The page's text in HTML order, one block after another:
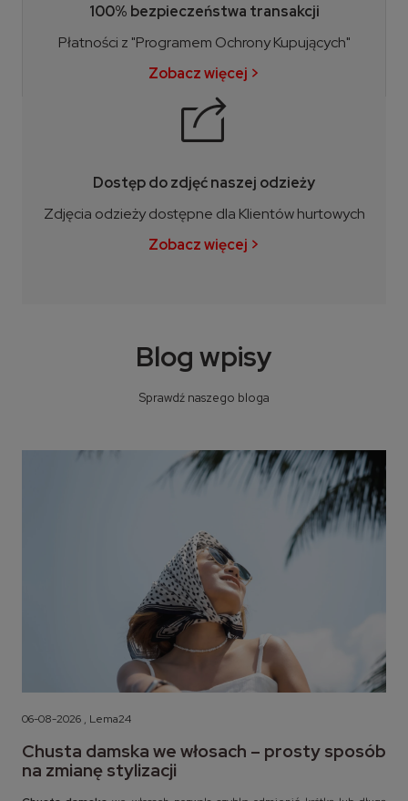
100% bezpieczeństwa transakcji
Płatności z "Programem Ochrony Kupujących"
Zobacz więcej >
Dostęp do zdjęć naszej odzieży
Zdjęcia odzieży dostępne dla Klientów hurtowych
Zobacz więcej >
Blog wpisy
Sprawdź naszego bloga
06-08-2026 , Lema24
Chusta damska we włosach – prosty sposób
na zmianę stylizacji